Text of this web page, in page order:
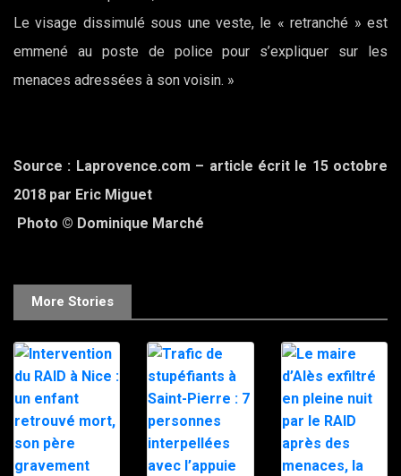
Le visage dissimulé sous une veste, le « retranché » est
emmené au poste de police pour s’expliquer sur les
menaces adressées à son voisin. »
Source : Laprovence.com – article écrit le 15 octobre
2018 par Eric Miguet
Photo © Dominique Marché
More Stories